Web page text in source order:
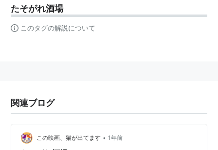
たそがれ酒場
このタグの解説について
関連ブログ
この映画、猫が出てます • 1年前